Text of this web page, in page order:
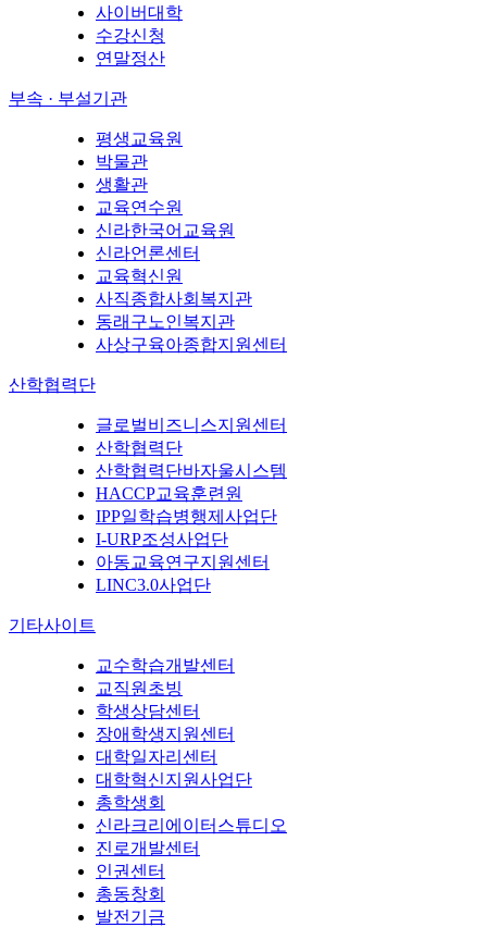
사이버대학
수강신청
연말정산
부속 · 부설기관
평생교육원
박물관
생활관
교육연수원
신라한국어교육원
신라언론센터
교육혁신원
사직종합사회복지관
동래구노인복지관
사상구육아종합지원센터
산학협력단
글로벌비즈니스지원센터
산학협력단
산학협력단바자울시스템
HACCP교육훈련원
IPP일학습병행제사업단
I-URP조성사업단
아동교육연구지원센터
LINC3.0사업단
기타사이트
교수학습개발센터
교직원초빙
학생상담센터
장애학생지원센터
대학일자리센터
대학혁신지원사업단
총학생회
신라크리에이터스튜디오
진로개발센터
인권센터
총동창회
발전기금